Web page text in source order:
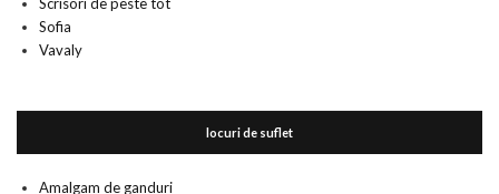
Sofia
Vavaly
locuri de suflet
Amalgam de ganduri